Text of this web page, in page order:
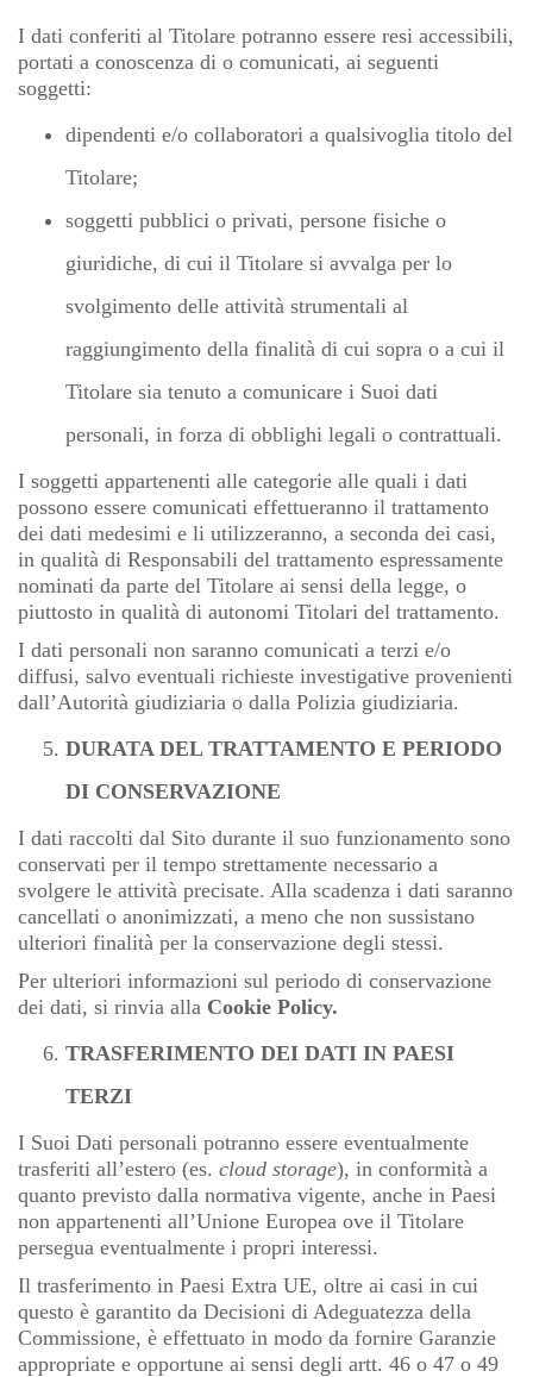
I dati conferiti al Titolare potranno essere resi accessibili,
portati a conoscenza di o comunicati, ai seguenti
soggetti:
dipendenti e/o collaboratori a qualsivoglia titolo del
Titolare;
soggetti pubblici o privati, persone fisiche o
giuridiche, di cui il Titolare si avvalga per lo
svolgimento delle attività strumentali al
raggiungimento della finalità di cui sopra o a cui il
Titolare sia tenuto a comunicare i Suoi dati
personali, in forza di obblighi legali o contrattuali.
I soggetti appartenenti alle categorie alle quali i dati
possono essere comunicati effettueranno il trattamento
dei dati medesimi e li utilizzeranno, a seconda dei casi,
in qualità di Responsabili del trattamento espressamente
nominati da parte del Titolare ai sensi della legge, o
piuttosto in qualità di autonomi Titolari del trattamento.
I dati personali non saranno comunicati a terzi e/o
diffusi, salvo eventuali richieste investigative provenienti
dall’Autorità giudiziaria o dalla Polizia giudiziaria.
DURATA DEL TRATTAMENTO E PERIODO
DI CONSERVAZIONE
I dati raccolti dal Sito durante il suo funzionamento sono
conservati per il tempo strettamente necessario a
svolgere le attività precisate. Alla scadenza i dati saranno
cancellati o anonimizzati, a meno che non sussistano
ulteriori finalità per la conservazione degli stessi.
Per ulteriori informazioni sul periodo di conservazione
dei dati, si rinvia alla Cookie Policy.
TRASFERIMENTO DEI DATI IN PAESI
TERZI
I Suoi Dati personali potranno essere eventualmente
trasferiti all’estero (es. cloud storage), in conformità a
quanto previsto dalla normativa vigente, anche in Paesi
non appartenenti all’Unione Europea ove il Titolare
persegua eventualmente i propri interessi.
Il trasferimento in Paesi Extra UE, oltre ai casi in cui
questo è garantito da Decisioni di Adeguatezza della
Commissione, è effettuato in modo da fornire Garanzie
appropriate e opportune ai sensi degli artt. 46 o 47 o 49